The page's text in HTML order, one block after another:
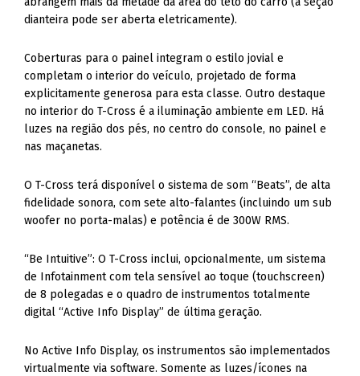
dianteira pode ser aberta eletricamente).
Coberturas para o painel integram o estilo jovial e
completam o interior do veículo, projetado de forma
explicitamente generosa para esta classe. Outro destaque
no interior do T-Cross é a iluminação ambiente em LED. Há
luzes na região dos pés, no centro do console, no painel e
nas maçanetas.
O T-Cross terá disponível o sistema de som “Beats”, de alta
fidelidade sonora, com sete alto-falantes (incluindo um sub
woofer no porta-malas) e potência é de 300W RMS.
“Be Intuitive”: O T-Cross inclui, opcionalmente, um sistema
de Infotainment com tela sensível ao toque (touchscreen)
de 8 polegadas e o quadro de instrumentos totalmente
digital “Active Info Display” de última geração.
No Active Info Display, os instrumentos são implementados
virtualmente via software. Somente as luzes/ícones na